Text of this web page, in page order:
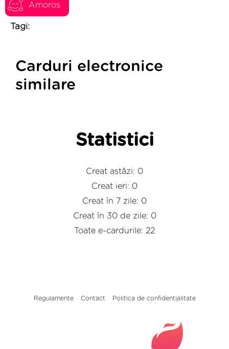
Amoros
Tagi:
Carduri electronice
similare
Statistici
Creat astăzi: 0
Creat ieri: 0
Creat în 7 zile: 0
Creat în 30 de zile: 0
Toate e-cardurile: 22
Regulamente Contact Politica de confidențialitate